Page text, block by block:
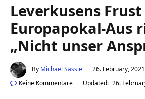
Leverkusens
Europapokal-Aus
„Nicht unser
By Michael Sassie
26. February,
Keine Kommentare
Updated: 26.